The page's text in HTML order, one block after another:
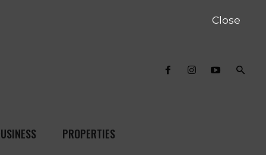
PROPERTIES
Close